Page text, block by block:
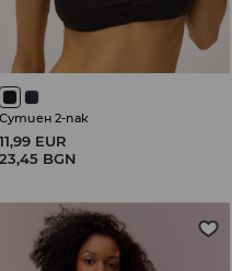
Сутиен 2-пак
11,99 EUR
23,45 BGN